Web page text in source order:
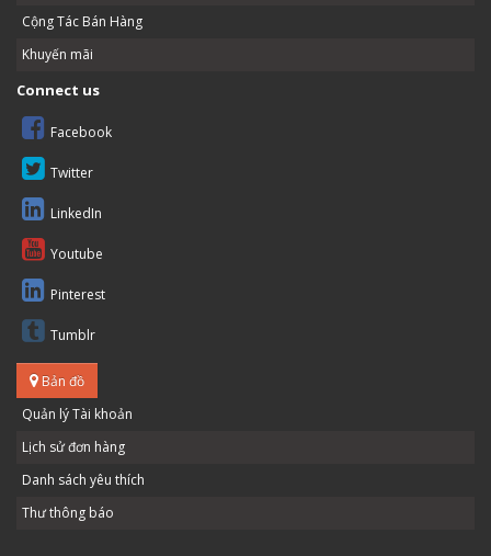
Cộng Tác Bán Hàng
Khuyến mãi
Connect us
Facebook
Twitter
LinkedIn
Youtube
Pinterest
Tumblr
Bản đồ
Quản lý Tài khoản
Lịch sử đơn hàng
Danh sách yêu thích
Thư thông báo